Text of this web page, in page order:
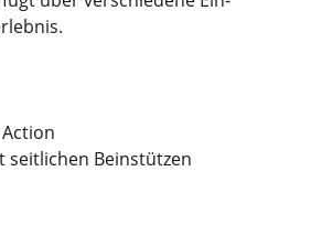
seitlichen Beinstützen